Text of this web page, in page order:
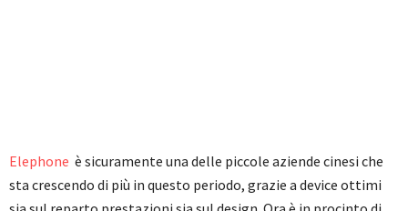
Elephone è sicuramente una delle piccole aziende cinesi che
sta crescendo di più in questo periodo, grazie a device ottimi